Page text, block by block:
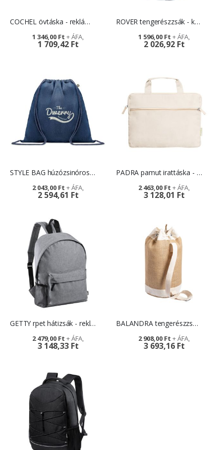
COCHEL övtáska - reklámajándék
1 709,42 Ft
1 346,00 Ft
ROVER tengerészzsák - környezetbarát ajándék
2 026,92 Ft
1 596,00 Ft
STYLE BAG húzózsinóros táska
2 594,61 Ft
2 043,00 Ft
PADRA pamut irattáska - emblémázható reklámajándék
3 128,01 Ft
2 463,00 Ft
GETTY rpet hátizsák - reklámtárgy
3 148,33 Ft
2 479,00 Ft
BALANDRA tengerészzsák - reklámajándék
3 693,16 Ft
2 908,00 Ft